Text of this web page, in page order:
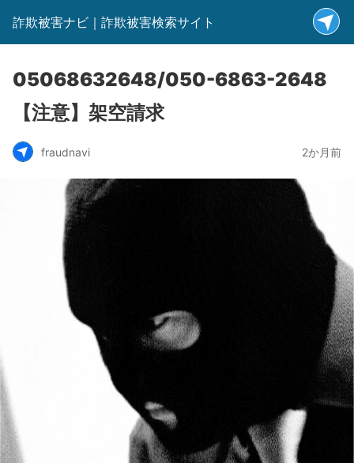
詐欺被害ナビ｜詐欺被害検索サイト
05068632648/050-6863-2648
【注意】架空請求
fraudnavi 2か月前